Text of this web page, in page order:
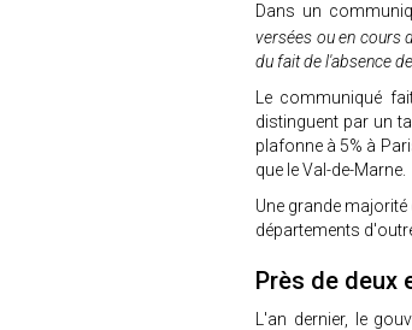
Dans un
versées ou en cours
du fait de l'absence
Le communiqué
distinguent par un
plafonne à 5% à
que le Val-de-Marne.
Une grande
départements
Près de deux
L'an dernier, le